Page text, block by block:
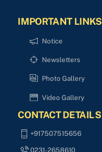
IMPORTANT LINKS
Notice
Newsletters
Photo Gallery
Video Gallery
CONTACT DETAILS
+917507515656
0231-2658610